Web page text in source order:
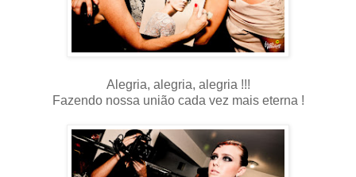
Alegria, alegria, alegria !!!
Fazendo nossa união cada vez mais eterna !